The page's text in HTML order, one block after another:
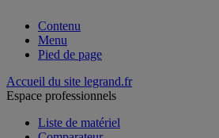
Contenu
Menu
Pied de page
Accueil du site legrand.fr
Espace professionnels
Liste de matériel